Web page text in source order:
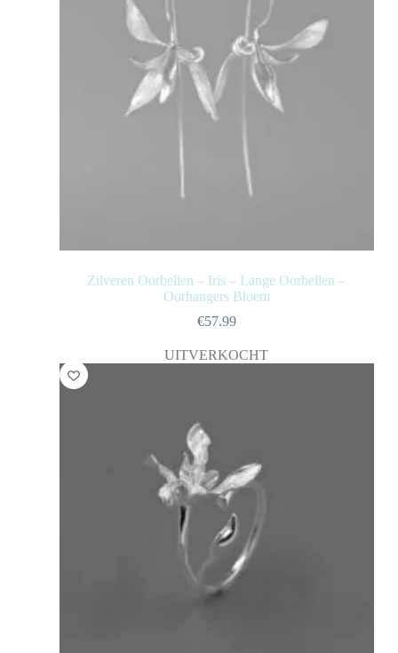
Zilveren Oorbellen – Iris – Lange Oorbellen –
Oorhangers Bloem
€57.99
UITVERKOCHT